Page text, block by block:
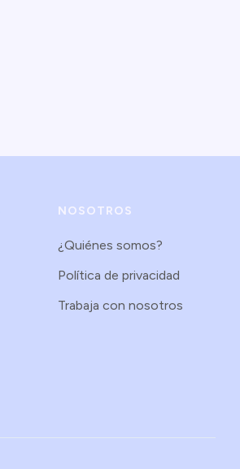
NOSOTROS
¿Quiénes somos?
Política de privacidad
Trabaja con nosotros